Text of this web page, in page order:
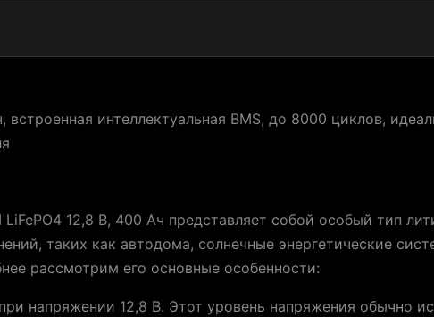
встроенная интеллектуальная BMS, до 8000 циклов,
12,8 В, 400 Ач представляет собой особый тип
таких как автодома, солнечные энергетические
рассмотрим его основные особенности:
напряжении 12,8 В. Этот уровень напряжения обычно